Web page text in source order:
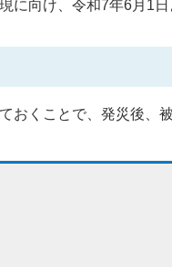
向け、令和7年6月1
くことで、発災後